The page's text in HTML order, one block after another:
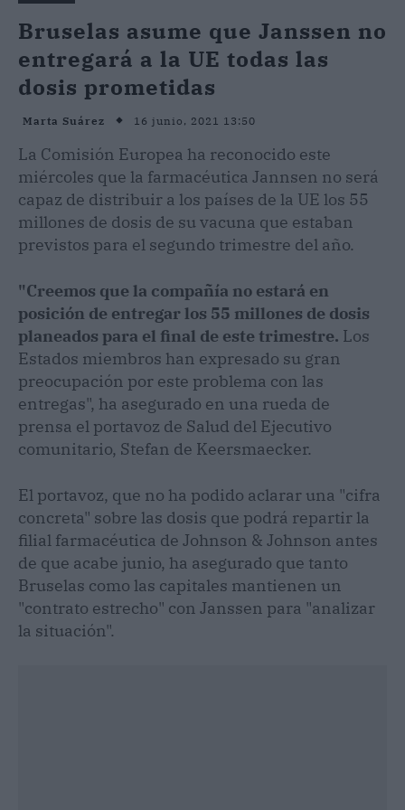
Bruselas asume que Janssen no
entregará a la UE todas las
dosis prometidas
Marta Suárez 16 junio, 2021 13:50
La Comisión Europea ha reconocido este
miércoles que la farmacéutica Jannsen no será
capaz de distribuir a los países de la UE los 55
millones de dosis de su vacuna que estaban
previstos para el segundo trimestre del año.
"Creemos que la compañía no estará en
posición de entregar los 55 millones de dosis
planeados para el final de este trimestre. Los
Estados miembros han expresado su gran
preocupación por este problema con las
entregas", ha asegurado en una rueda de
prensa el portavoz de Salud del Ejecutivo
comunitario, Stefan de Keersmaecker.
El portavoz, que no ha podido aclarar una "cifra
concreta" sobre las dosis que podrá repartir la
filial farmacéutica de Johnson & Johnson antes
de que acabe junio, ha asegurado que tanto
Bruselas como las capitales mantienen un
"contrato estrecho" con Janssen para "analizar
la situación".